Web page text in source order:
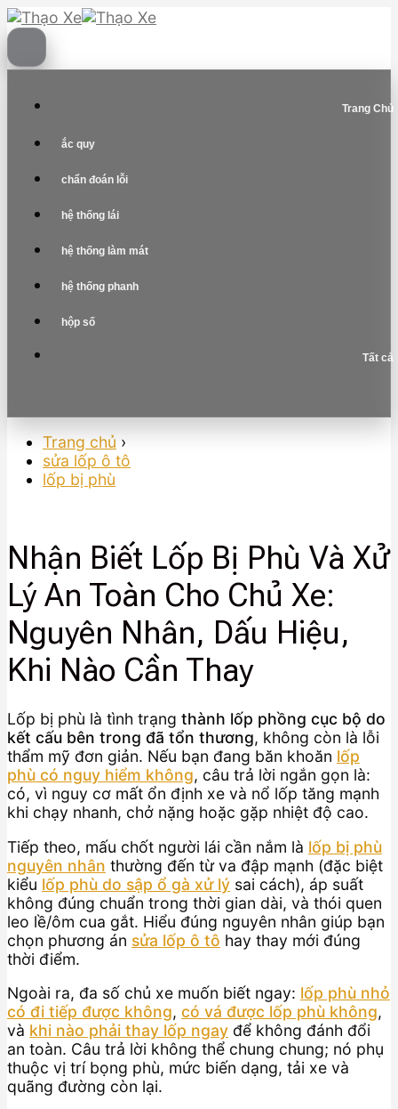
Skip
to
content
Trang Chủ
ắc quy
chẩn đoán lỗi
hệ thống lái
hệ thống làm mát
hệ thống phanh
hộp số
Tất cả
Trang chủ ›
sửa lốp ô tô
lốp bị phù
Nhận Biết Lốp Bị Phù Và Xử
Lý An Toàn Cho Chủ Xe:
Nguyên Nhân, Dấu Hiệu,
Khi Nào Cần Thay
Lốp bị phù là tình trạng thành lốp phồng cục bộ do
kết cấu bên trong đã tổn thương, không còn là lỗi
thẩm mỹ đơn giản. Nếu bạn đang băn khoăn lốp
phù có nguy hiểm không, câu trả lời ngắn gọn là:
có, vì nguy cơ mất ổn định xe và nổ lốp tăng mạnh
khi chạy nhanh, chở nặng hoặc gặp nhiệt độ cao.
Tiếp theo, mấu chốt người lái cần nắm là lốp bị phù
nguyên nhân thường đến từ va đập mạnh (đặc biệt
kiểu lốp phù do sập ổ gà xử lý sai cách), áp suất
không đúng chuẩn trong thời gian dài, và thói quen
leo lề/ôm cua gắt. Hiểu đúng nguyên nhân giúp bạn
chọn phương án sửa lốp ô tô hay thay mới đúng
thời điểm.
Ngoài ra, đa số chủ xe muốn biết ngay: lốp phù nhỏ
có đi tiếp được không, có vá được lốp phù không,
và khi nào phải thay lốp ngay để không đánh đổi
an toàn. Câu trả lời không thể chung chung; nó phụ
thuộc vị trí bọng phù, mức biến dạng, tải xe và
quãng đường còn lại.